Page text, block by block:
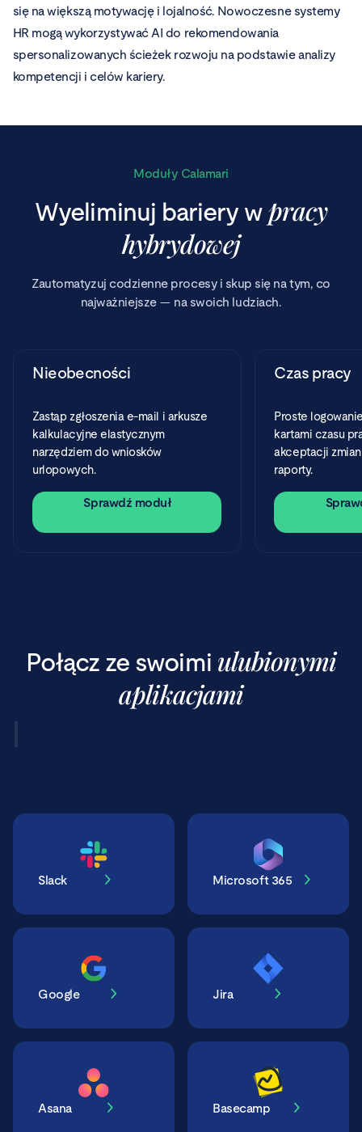
się na większą motywację i lojalność. Nowoczesne systemy
HR mogą wykorzystywać AI do rekomendowania
spersonalizowanych ścieżek rozwoju na podstawie analizy
kompetencji i celów kariery.
Moduły Calamari
Wyeliminuj bariery wpracy
hybrydowej
Zautomatyzuj codzienne procesy i skup się na tym, co
najważniejsze — na swoich ludziach.
Nieobecności
Zastąp zgłoszenia e-mail i arkusze
kalkulacyjne elastycznym
narzędziem do wniosków
urlopowych.
Sprawdź moduł
Czas pracy
Proste
kartami czasu
akceptacji
raporty.
Połącz ze swoimi ulubionymi
aplikacjami
Slack Microsoft 365
Google Jira
Asana Basecamp